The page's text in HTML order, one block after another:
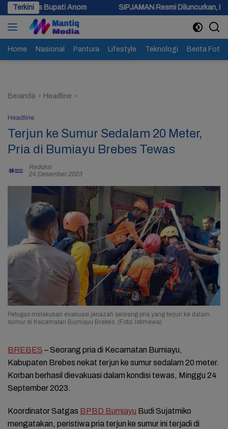
Langsung
ke
konten
Terkini
Anom SIPJAMAN Resmi Diluncurkan, Pemkab Brebes
Home Nasional Pantura Lifestyle Teknologi Berita Foto
Beranda Headline
Headline
Terjun ke Sumur Sedalam 20 Meter,
Pria di Bumiayu Brebes Tewas
Redaksi
24 Desember 2023
Petugas melakukan evakuasi jenazah seorang pria yang terjun ke dalam
sumur di Kecamatan Bumiayu Brebes. (Foto: Istimewa)
BREBES – Seorang pria di Kecamatan Bumiayu,
Kabupaten Brebes nekat terjun ke sumur sedalam 20 meter.
Korban berhasil dievakuasi dalam kondisi tewas, Minggu 24
September 2023.
Koordinator Satgas BPBD Bumiayu Budi Sujatmiko
mengatakan, peristiwa pria terjun ke sumur ini terjadi di